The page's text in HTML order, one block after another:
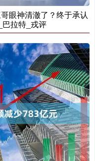
眼神清澈了？终于承认
拉特_戎评